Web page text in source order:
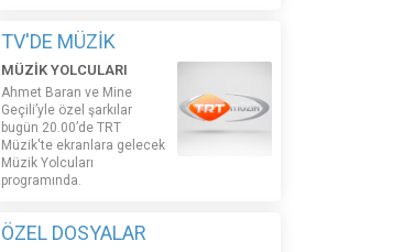
TV'DE MÜZİK
MÜZİK YOLCULARI
Ahmet Baran ve Mine
Geçili’yle özel şarkılar
bugün 20.00’de TRT
Müzik'te ekranlara gelecek
Müzik Yolcuları
programında.
ÖZEL DOSYALAR